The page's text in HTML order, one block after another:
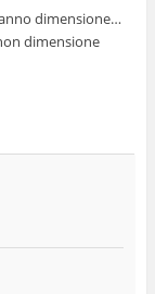
dimensione…
dimensione